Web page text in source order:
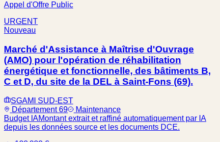
Appel d'Offre Public
URGENT
Nouveau
Marché d'Assistance à Maîtrise d'Ouvrage
(AMO) pour l'opération de réhabilitation
énergétique et fonctionnelle, des bâtiments B,
C et D, du site de la DEL à Saint-Fons (69).
SGAMI SUD-EST
Département 69
Maintenance
Budget IAMontant extrait et raffiné automatiquement par IA
depuis les données source et les documents DCE.